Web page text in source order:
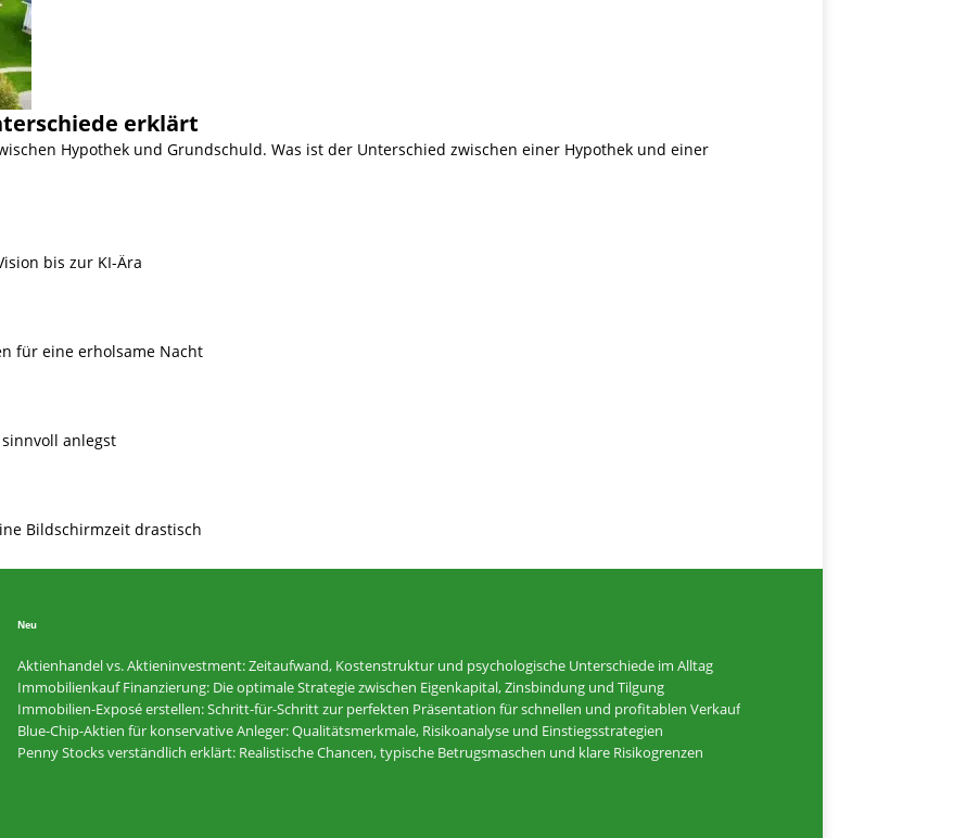
erklärt
Hypothek und Grundschuld. Was ist der Unterschied zwischen einer Hypothek und einer
bis zur KI-Ära
für eine erholsame Nacht
anlegst
Bildschirmzeit drastisch
Neu
Aktienhandel vs. Aktieninvestment: Zeitaufwand, Kostenstruktur und psychologische Unterschiede im Alltag
Immobilienkauf Finanzierung: Die optimale Strategie zwischen Eigenkapital, Zinsbindung und Tilgung
Immobilien-Exposé erstellen: Schritt-für-Schritt zur perfekten Präsentation für schnellen und profitablen Verkauf
Blue-Chip-Aktien für konservative Anleger: Qualitätsmerkmale, Risikoanalyse und Einstiegsstrategien
Penny Stocks verständlich erklärt: Realistische Chancen, typische Betrugsmaschen und klare Risikogrenzen